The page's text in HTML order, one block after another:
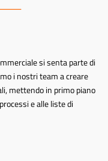
si senta parte di
i nostri team a creare
mettendo in primo piano
e alle liste di